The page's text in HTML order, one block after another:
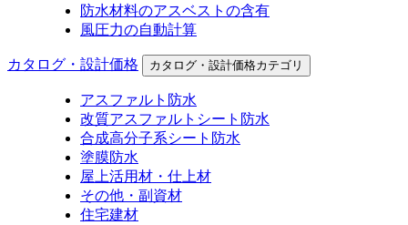
防水材料のアスベストの含有
風圧力の自動計算
カタログ・設計価格 カタログ・設計価格カテゴリ
アスファルト防水
改質アスファルトシート防水
合成高分子系シート防水
塗膜防水
屋上活用材・仕上材
その他・副資材
住宅建材